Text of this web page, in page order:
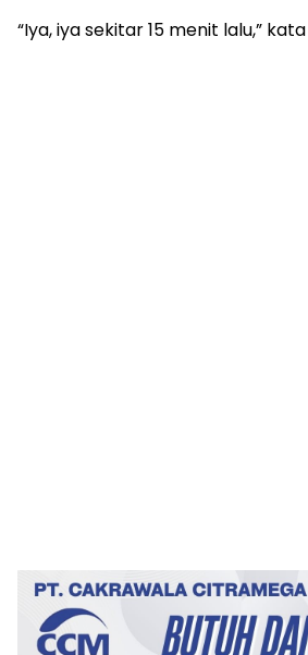
“Iya, iya sekitar 15 menit lalu,” kata